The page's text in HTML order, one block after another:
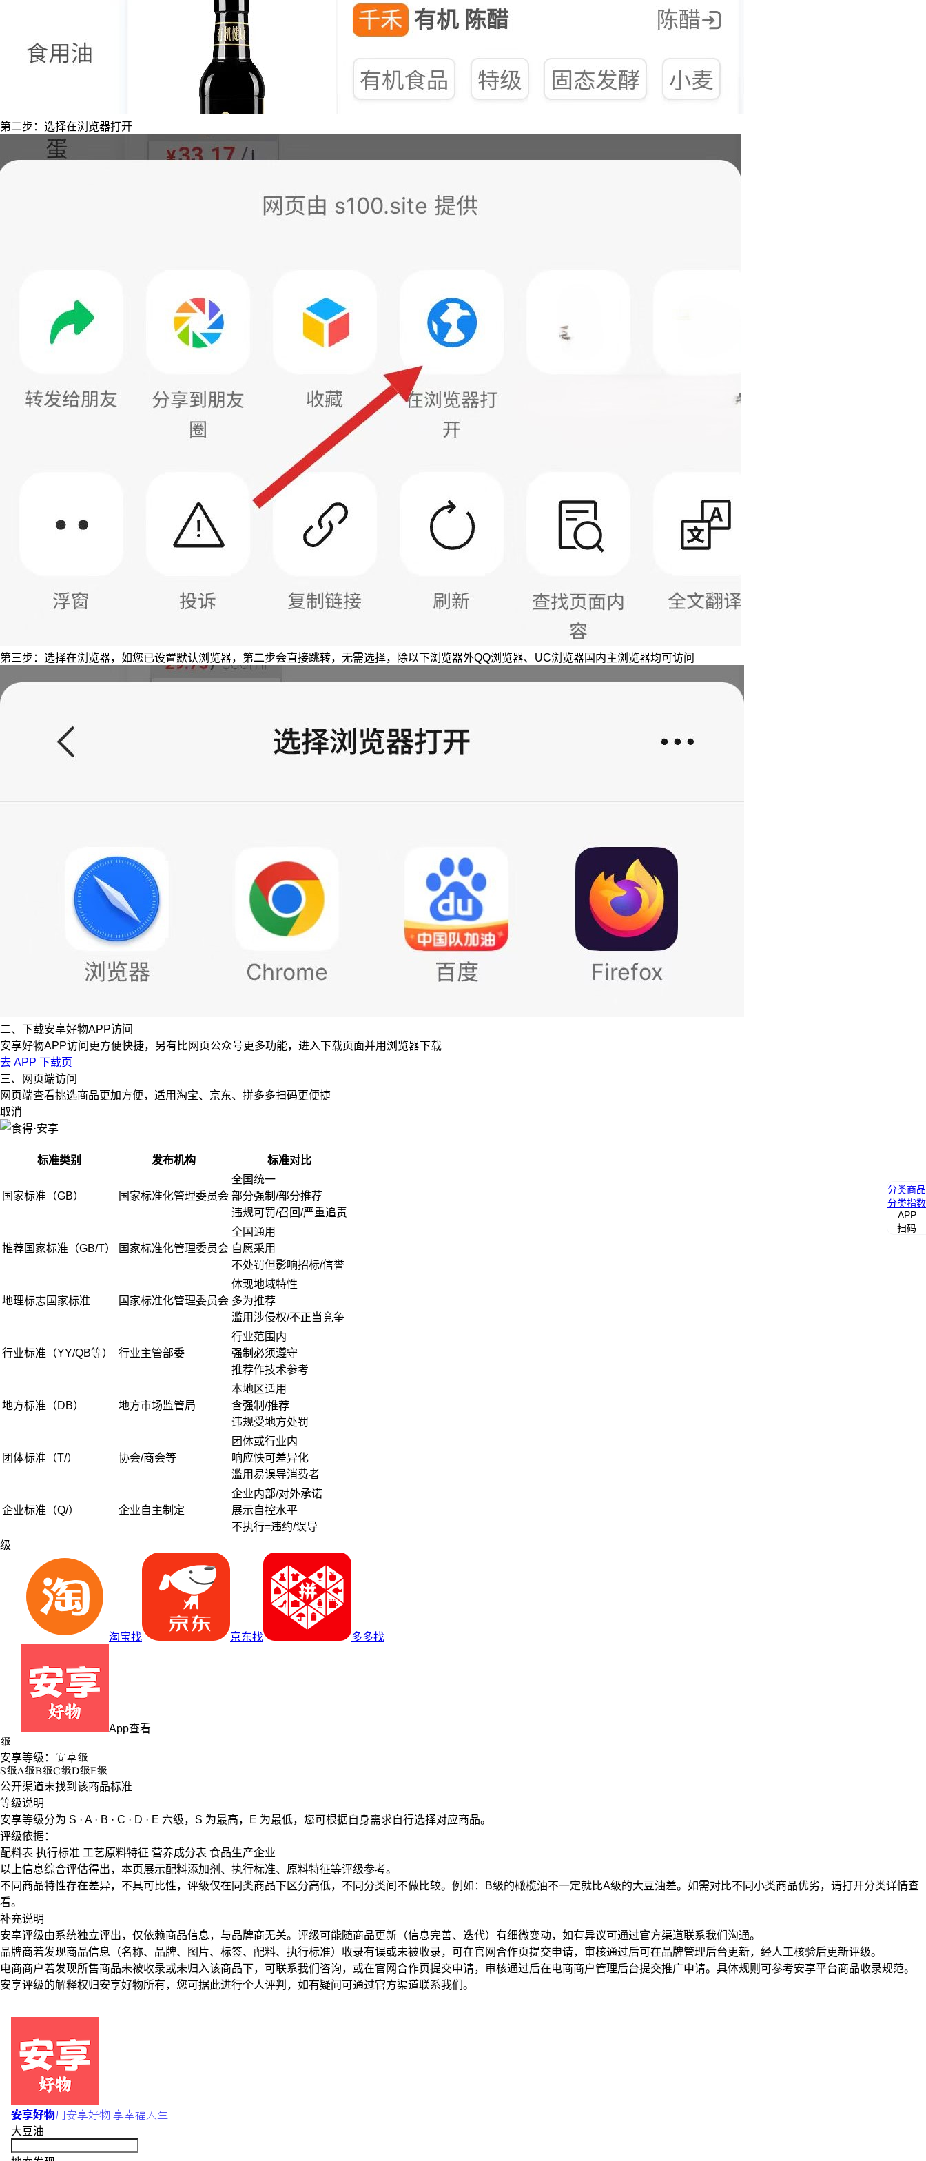
第二步：选择在浏览器打开
第三步：选择在浏览器，如您已设置默认浏览器，第二步会直接跳转，无需选择，除以下浏览器外QQ浏览器、UC浏览器国内主浏览器均可访问
二、下载安享好物APP访问
安享好物APP访问更方便快捷，另有比网页公众号更多功能，进入下载页面并用浏览器下载
去 APP 下载页
三、网页端访问
网页端查看挑选商品更加方便，适用淘宝、京东、拼多多扫码更便捷
取消
标准类别 发布机构 标准对比
国家标准（GB） 国家标准化管理委员会
全国统一
部分强制/部分推荐
违规可罚/召回/严重追责
推荐国家标准（GB/T） 国家标准化管理委员会
全国通用
自愿采用
不处罚但影响招标/信誉
地理标志国家标准 国家标准化管理委员会
体现地域特性
多为推荐
滥用涉侵权/不正当竞争
行业标准（YY/QB等） 行业主管部委
行业范围内
强制必须遵守
推荐作技术参考
地方标准（DB） 地方市场监管局
本地区适用
含强制/推荐
违规受地方处罚
团体标准（T/） 协会/商会等
团体或行业内
响应快可差异化
滥用易误导消费者
企业标准（Q/） 企业自主制定
企业内部/对外承诺
展示自控水平
不执行=违约/误导
级
淘宝找 京东找 多多找
App查看
级
安享等级： 安享级
S级A级B级C级D级E级
公开渠道未找到该商品标准
等级说明
安享等级分为 S · A · B · C · D · E 六级， S 为最高， E 为最低，您可根据自身需求自行选择对应商品。
评级依据：
配料表 执行标准 工艺原料特征 营养成分表 食品生产企业
以上信息综合评估得出，本页展示配料添加剂 、 执行标准、 原料特征等评级参考。
不同商品特性存在差异，不具可比性，评级仅在 同类商品下区分高低，不同分类间不做比较。例如：B级的橄榄油不一定就比A级的大豆油差。如需对比不同小类商品优劣，请打开分类详情查
看。
补充说明
安享评级由系统独立评出，仅依赖商品信息， 与品牌商无关。评级可能随商品更新（信息完善、迭代）有细微变动，如有异议可通过官方渠道联系我们沟通。
品牌商若发现商品信息（名称、品牌、图片、标签、配料、执行标准）收录有误或未被收录，可在官网合作页提交申请，审核通过后可在品牌管理后台更新，经人工核验后更新评级。
电商商户若发现所售商品未被收录或未归入该商品下，可联系我们咨询，或在官网合作页提交申请，审核通过后在电商商户管理后台提交推广申请。具体规则可参考安享平台商品收录规范。
安享评级的解释权归安享好物所有，您可据此进行个人评判，如有疑问可通过官方渠道联系我们。
安享好物用安享好物 享幸福人生
大豆油
分类商品
分类指数
APP
扫码